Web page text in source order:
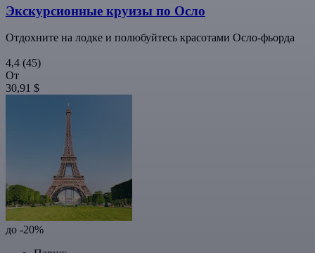
Экскурсионные круизы по Осло
Отдохните на лодке и полюбуйтесь красотами Осло-фьорда
4,4 (45)
От
30,91 $
до -20%